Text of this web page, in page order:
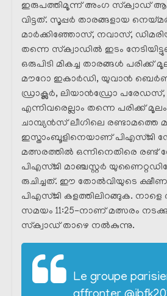
ഇരുപത്തിമൂന്ന് അംഗ സ്‌ക്വാഡ്
വിട്ടത്. സൂപ്പർ താരങ്ങളായ
മാർക്കിഞ്ഞോസ്, നവാസ്,
തന്നെ സ്‌ക്വാഡിൽ ഇടം
ഒരുപിടി മികച്ച താരങ്ങൾ പരിക്ക്
മൗറോ ഇകാർഡി, യുവാൻ
ഡ്രാക്സ്ലർ, ലിയാൻഡ്രോ പരേഡസ്,
എന്നിവരെല്ലാം തന്നെ പരിക്ക്
ചാമ്പ്യൻസ് ലീഗിലെ രണ്ടാമത്തെ
ഇസ്താംബൂളിനെയാണ് പിഎസ്ജി
മത്സരത്തിൽ ഒന്നിനെതിരെ
പിഎസ്ജി മാഞ്ചസ്റ്റർ
രുചിച്ചത്. ഈ തോൽവിയുടെ
പിഎസ്ജി കളത്തിലിറങ്ങുക. നാളെ
സമയം 11:25-നാണ് മത്സരം
സ്‌ക്വാഡ് താഴെ നൽകുന്നു.
Le groupe